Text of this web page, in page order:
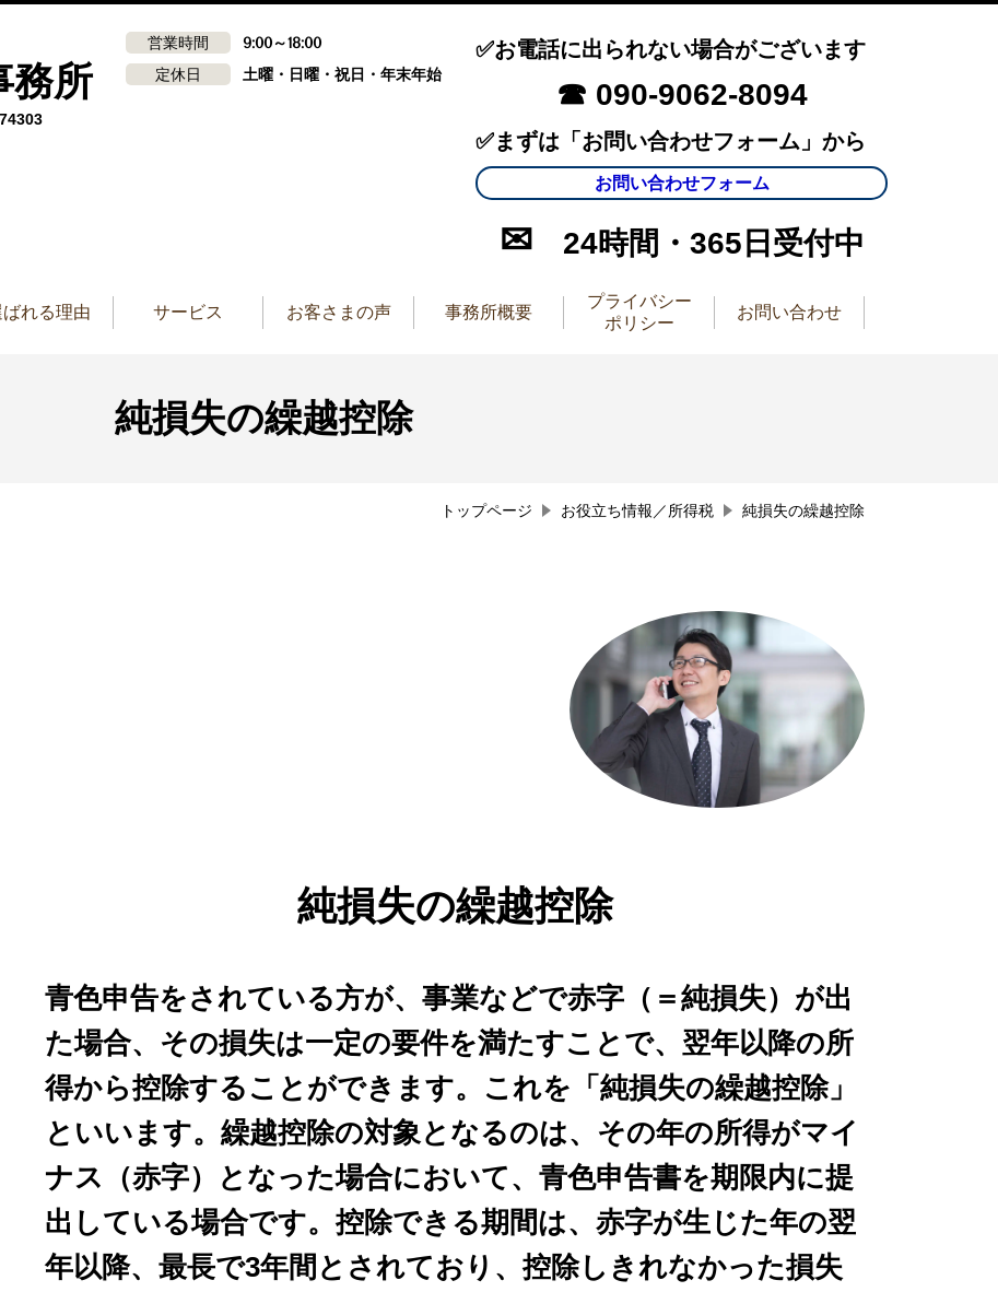
務所
営業時間
9:00～18:00
定休日
土曜・日曜・祝日・年末年始
✅お電話に出られない場合がございます
☎ 090-9062-8094
✅まずは「お問い合わせフォーム」から
お問い合わせフォーム
✉24時間・365日受付中
れる理由 サービス お客さまの声 事務所概要
プライバシー
ポリシー
お問い合わせ
純損失の繰越控除
トップページ お役立ち情報／所得税 純損失の繰越控除
純損失の繰越控除
青色申告をされている方が、事業などで赤字（＝純損失）が出
た場合、その損失は一定の要件を満たすことで、翌年以降の所
得から控除することができます。これを「純損失の繰越控除」
といいます。 繰越控除の対象となるのは、その年の所得がマイ
ナス（赤字）となった場合において、青色申告書を期限内に提
出している場合です。控除できる期間は、赤字が生じた年の翌
年以降、最長で3年間とされており、控除しきれなかった損失